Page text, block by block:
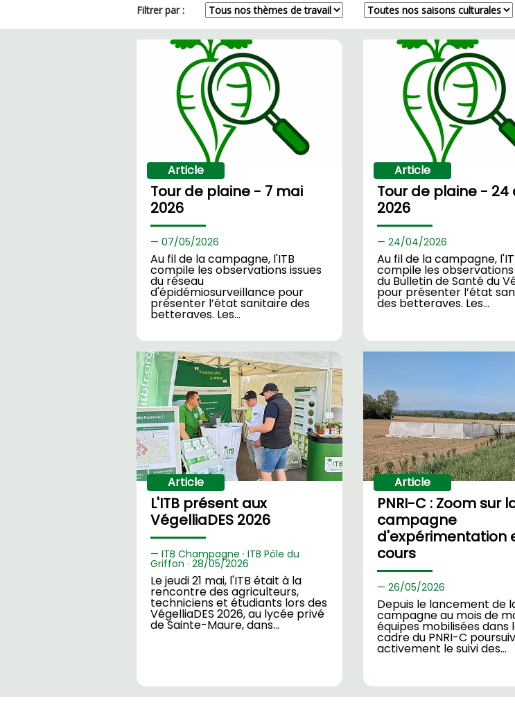
Filtrer par :
Article
Tour de plaine - 7 mai
2026
07/05/2026
Au fil de la campagne, l'ITB
compile les observations issues
du réseau
d'épidémiosurveillance pour
présenter l’état sanitaire des
betteraves. Les…
Article
Tour de plaine - 24
2026
24/04/2026
Au fil de la campagne,
compile les observations
du Bulletin de Santé du
pour présenter l’état
des betteraves. Les…
Article
L'ITB présent aux
VégelliaDES 2026
ITB Champagne · ITB Pôle du
Griffon · 28/05/2026
Le jeudi 21 mai, l'ITB était à la
rencontre des agriculteurs,
techniciens et étudiants lors des
VégelliaDES 2026, au lycée privé
de Sainte-Maure, dans…
Article
PNRI-C : Zoom sur
campagne
d'expérimentation
cours
26/05/2026
Depuis le lancement de
campagne au mois de
équipes mobilisées dans
cadre du PNRI-C
activement le suivi des…